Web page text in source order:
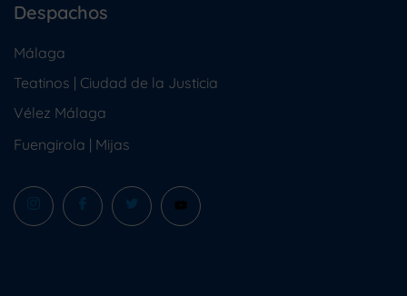
Despachos
Málaga
Teatinos | Ciudad de la Justicia
Vélez Málaga
Fuengirola | Mijas